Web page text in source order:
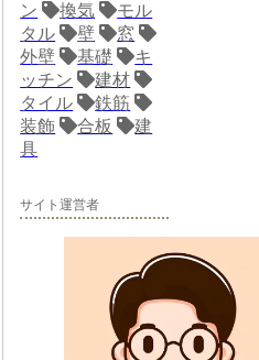
ン
換気
モル
タル
壁
窓
外壁
基礎
キ
ッチン
建材
タイル
鉄筋
装飾
合板
建
具
サイト運営者